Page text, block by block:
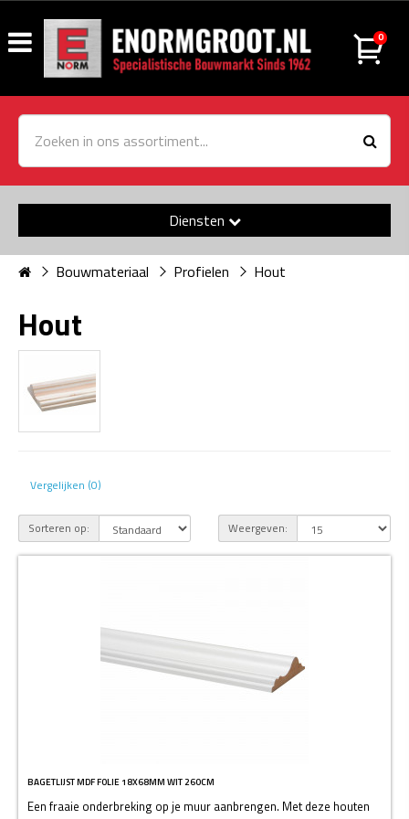
0
Diensten
Bouwmateriaal Profielen Hout
Hout
Vergelijken (0)
Sorteren op: Weergeven:
BAGETLIJST MDF FOLIE 18X68MM WIT 260CM
Een fraaie onderbreking op je muur aanbrengen. Met deze houten